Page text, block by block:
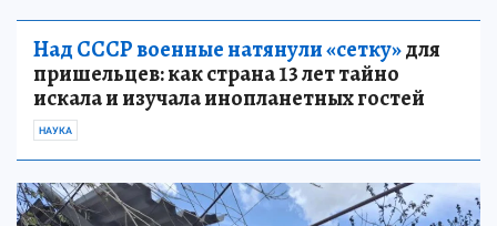
Над СССР военные натянули «сетку»для
пришельцев: как страна 13 лет тайно
искала и изучала инопланетных гостей
НАУКА